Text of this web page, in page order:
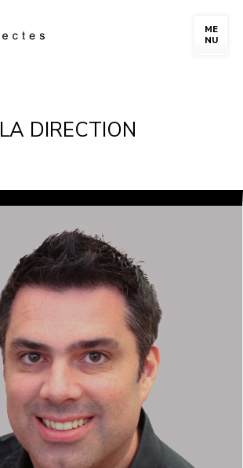
NOTRE ÉQUIPE
NOUS JOINDRE
ME
NU
LA DIRECTION